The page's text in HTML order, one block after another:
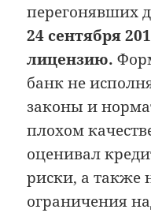
перегонявших
24 сентября
лицензию.
банк не
законы и
плохом
оценивал
риски, а также
ограничения